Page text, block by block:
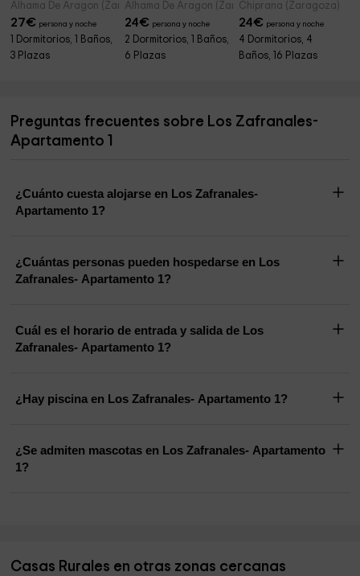
Alhama De Aragon (Zaragoza)
27€ persona y noche
1 Dormitorios, 1 Baños,
3 Plazas
Alhama De Aragon (Zaragoza)
24€ persona y noche
2 Dormitorios, 1 Baños,
6 Plazas
Chiprana (Zaragoza)
24€ persona y noche
4 Dormitorios, 4
Baños, 16 Plazas
Preguntas frecuentes sobre Los Zafranales-
Apartamento 1
¿Cuánto cuesta alojarse en Los Zafranales-
Apartamento 1?
¿Cuántas personas pueden hospedarse en Los
Zafranales- Apartamento 1?
Cuál es el horario de entrada y salida de Los
Zafranales- Apartamento 1?
¿Hay piscina en Los Zafranales- Apartamento 1?
¿Se admiten mascotas en Los Zafranales- Apartamento
1?
Casas Rurales en otras zonas cercanas